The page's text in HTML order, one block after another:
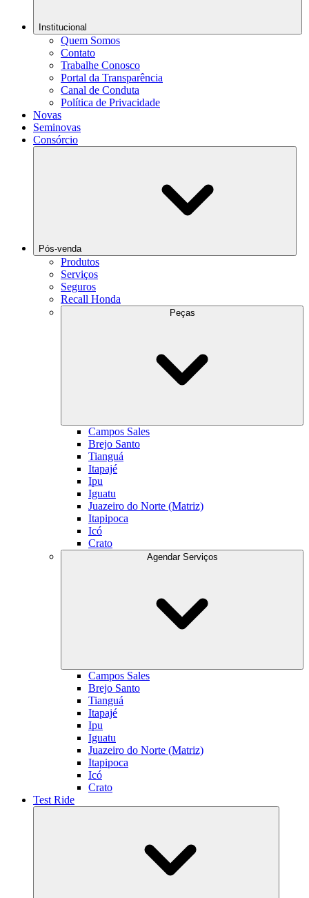
Institucional
Quem Somos
Contato
Trabalhe Conosco
Portal da Transparência
Canal de Conduta
Política de Privacidade
Novas
Seminovas
Consórcio
Pós-venda
Produtos
Serviços
Seguros
Recall Honda
Campos Sales
Brejo Santo
Tianguá
Itapajé
Ipu
Iguatu
Juazeiro do Norte (Matriz)
Itapipoca
Icó
Crato
Campos Sales
Brejo Santo
Tianguá
Itapajé
Ipu
Iguatu
Juazeiro do Norte (Matriz)
Itapipoca
Icó
Crato
Test Ride